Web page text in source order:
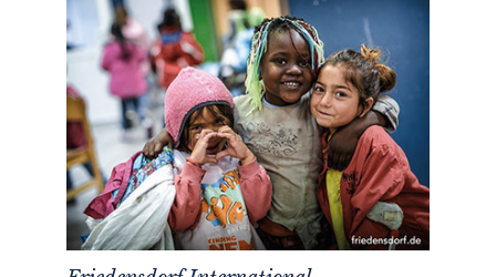
Thomas Müller unterm Hammer“ leiten wir
direkt, ohne Abzug von Kosten, an
Friedensdorf Internationalweiter.